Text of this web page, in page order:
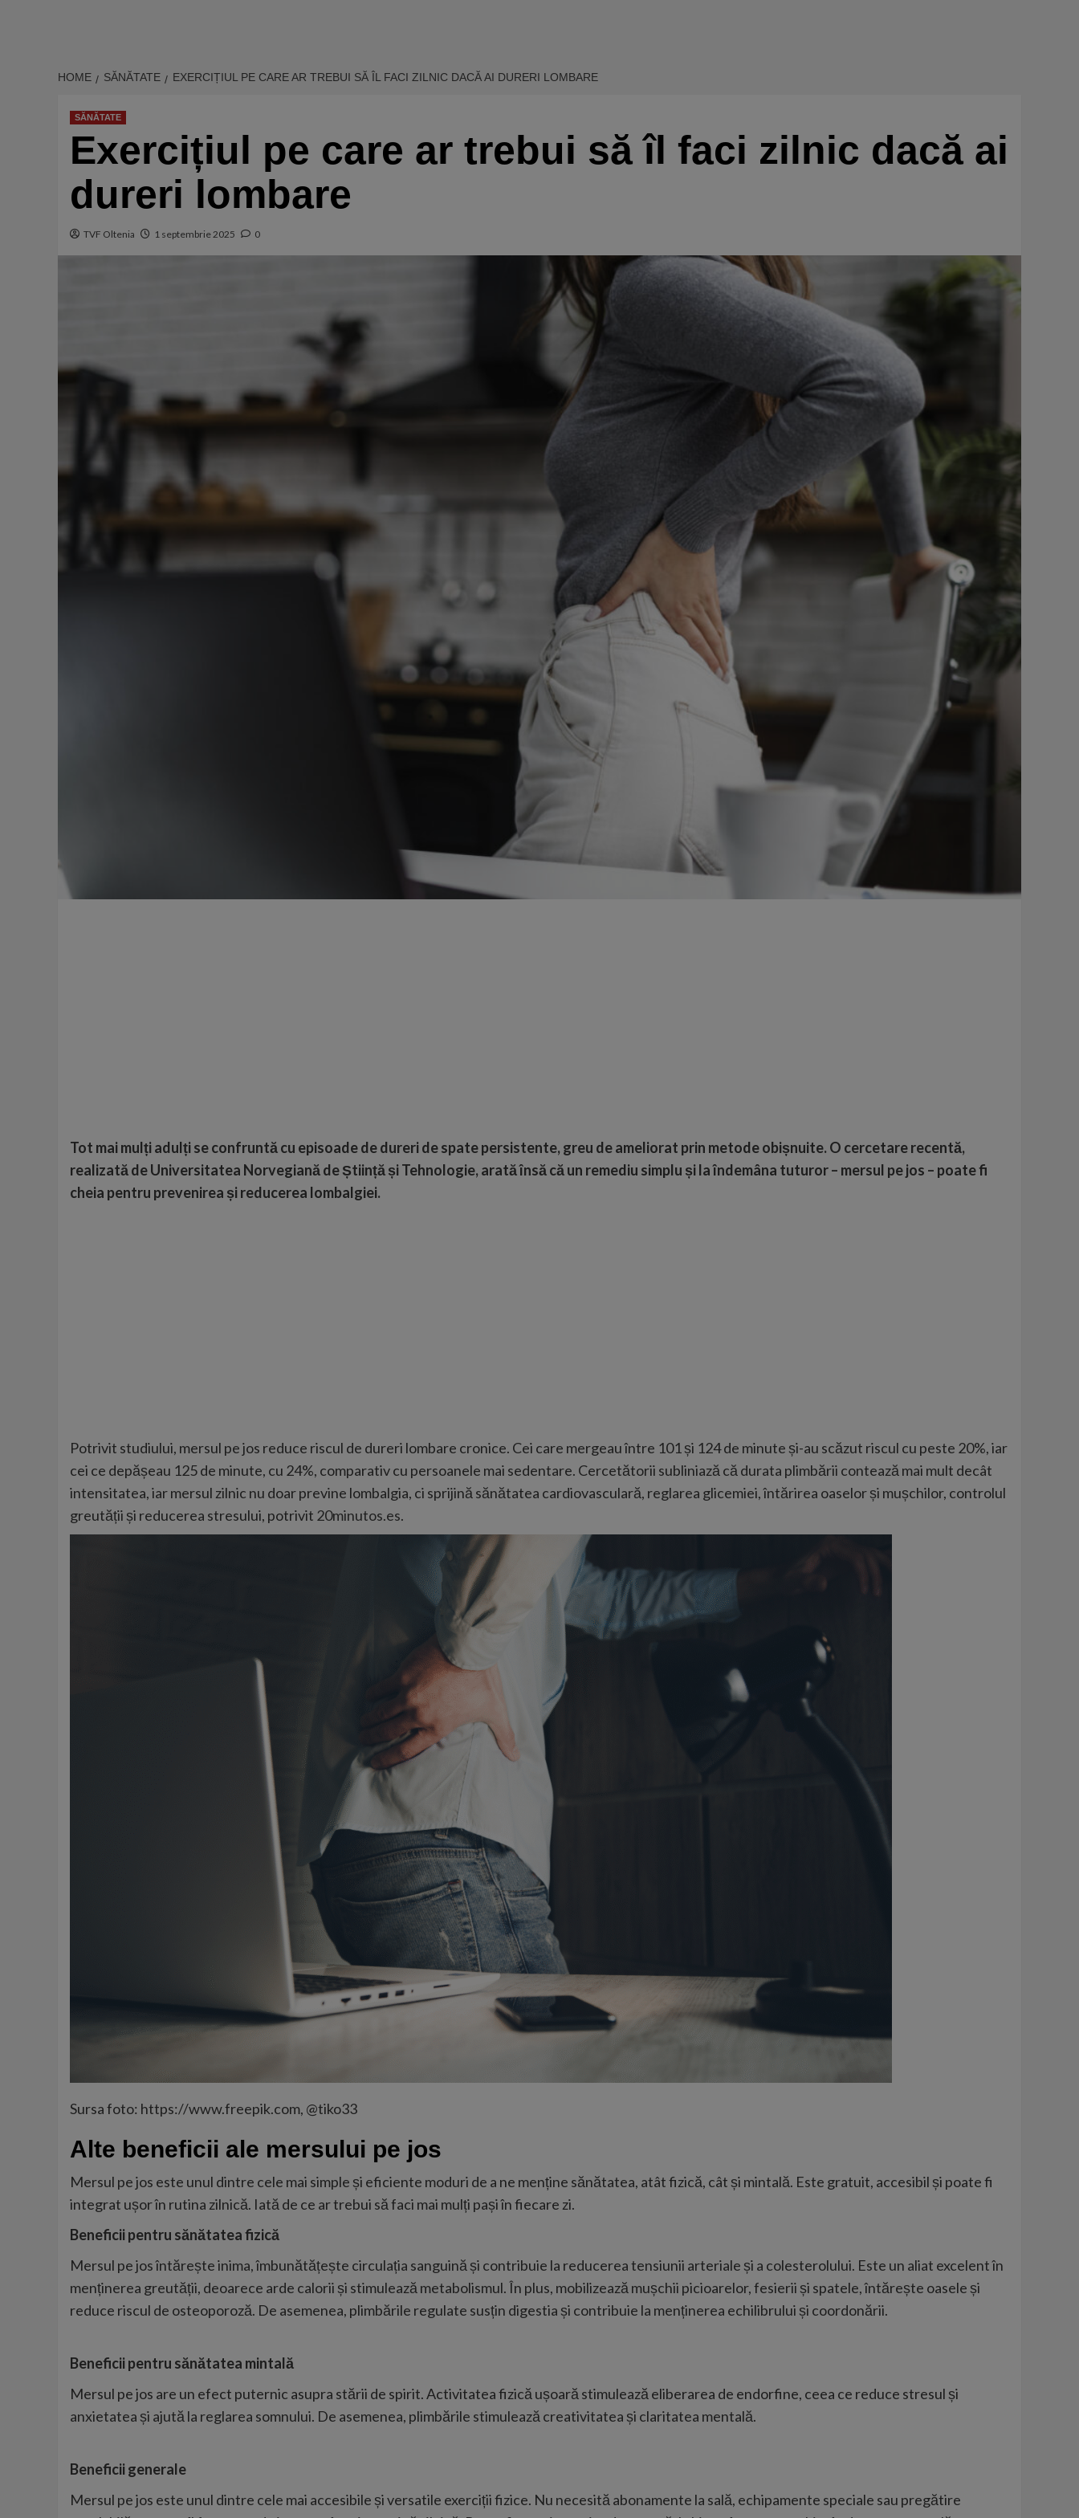
HOME SĂNĂTATE EXERCIȚIUL PE CARE AR TREBUI SĂ ÎL FACI ZILNIC DACĂ AI DURERI LOMBARE
SĂNĂTATE
Exercițiul pe care ar trebui să îl faci zilnic dacă ai
dureri lombare
TVF Oltenia 1 septembrie 2025 0
Tot mai mulți adulți se confruntă cu episoade de dureri de spate persistente, greu de ameliorat prin metode obișnuite. O cercetare recentă,
realizată de Universitatea Norvegiană de Știință și Tehnologie, arată însă că un remediu simplu și la îndemâna tuturor – mersul pe jos – poate fi
cheia pentru prevenirea și reducerea lombalgiei.
Potrivit studiului, mersul pe jos reduce riscul de dureri lombare cronice. Cei care mergeau între 101 și 124 de minute și-au scăzut riscul cu peste 20%, iar
cei ce depășeau 125 de minute, cu 24%, comparativ cu persoanele mai sedentare. Cercetătorii subliniază că durata plimbării contează mai mult decât
intensitatea, iar mersul zilnic nu doar previne lombalgia, ci sprijină sănătatea cardiovasculară, reglarea glicemiei, întărirea oaselor și mușchilor, controlul
greutății și reducerea stresului, potrivit 20minutos.es.
Sursa foto: https://www.freepik.com, @tiko33
Alte beneficii ale mersului pe jos
Mersul pe jos este unul dintre cele mai simple și eficiente moduri de a ne menține sănătatea, atât fizică, cât și mintală. Este gratuit, accesibil și poate fi
integrat ușor în rutina zilnică. Iată de ce ar trebui să faci mai mulți pași în fiecare zi.
Beneficii pentru sănătatea fizică
Mersul pe jos întărește inima, îmbunătățește circulația sanguină și contribuie la reducerea tensiunii arteriale și a colesterolului. Este un aliat excelent în
menținerea greutății, deoarece arde calorii și stimulează metabolismul. În plus, mobilizează mușchii picioarelor, fesierii și spatele, întărește oasele și
reduce riscul de osteoporoză. De asemenea, plimbările regulate susțin digestia și contribuie la menținerea echilibrului și coordonării.
Beneficii pentru sănătatea mintală
Mersul pe jos are un efect puternic asupra stării de spirit. Activitatea fizică ușoară stimulează eliberarea de endorfine, ceea ce reduce stresul și
anxietatea și ajută la reglarea somnului. De asemenea, plimbările stimulează creativitatea și claritatea mentală.
Beneficii generale
Mersul pe jos este unul dintre cele mai accesibile și versatile exerciții fizice. Nu necesită abonamente la sală, echipamente speciale sau pregătire